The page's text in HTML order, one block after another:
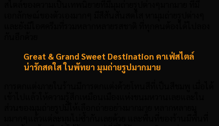
Great & Grand Sweet Destination คาเฟ่สไตล์
น่ารักสดใส ในพัทยา มุมถ่ายรูปมากมาย